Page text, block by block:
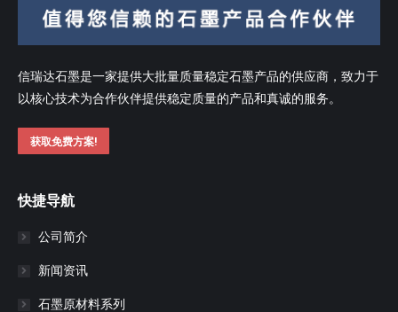
信瑞达石墨是一家提供大批量质量稳定石墨产品的供应商，致力于
以核心技术为合作伙伴提供稳定质量的产品和真诚的服务。
获取免费方案!
快捷导航
公司简介
新闻资讯
石墨原材料系列